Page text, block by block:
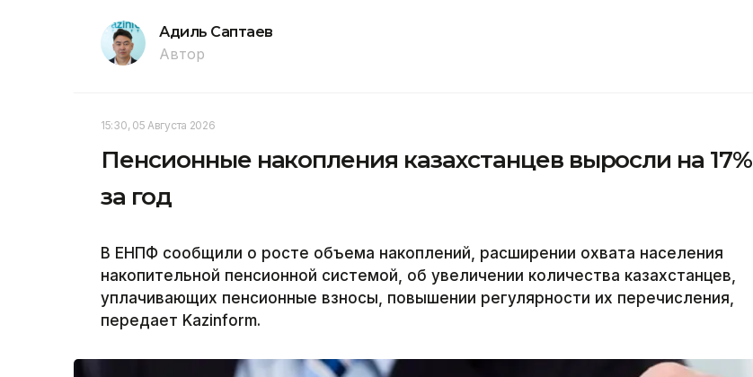
Адиль Саптаев
Автор
15:30, 05 Августа 2026
Пенсионные накопления казахстанцев выросли на 17%
за год
В ЕНПФ сообщили о росте объема накоплений, расширении охвата населения
накопительной пенсионной системой, об увеличении количества казахстанцев,
уплачивающих пенсионные взносы, повышении регулярности их перечисления,
передает Kazinform.